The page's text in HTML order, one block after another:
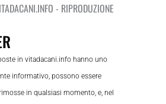
- RIPRODUZIONE
in vitadacani.info hanno uno
informativo, possono essere
in qualsiasi momento, e, nel